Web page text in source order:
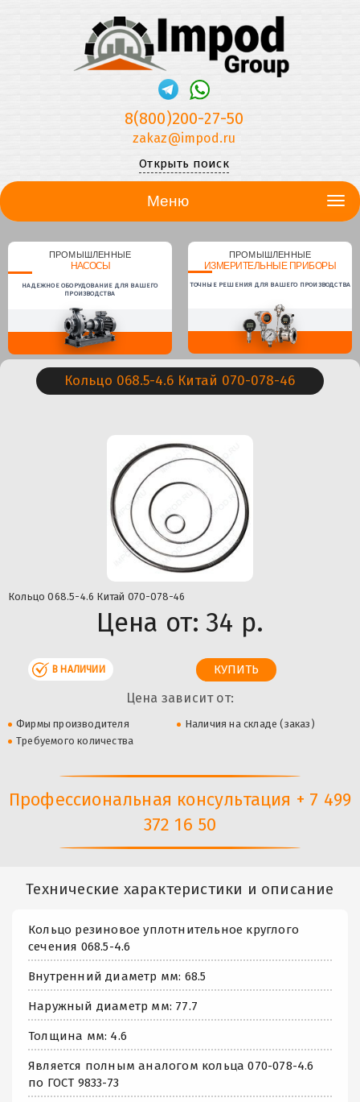
8(800)200-27-50
zakaz@impod.ru
Открыть поиск
Меню
ПРОМЫШЛЕННЫЕ
НАСОСЫ
НАДЕЖНОЕ ОБОРУДОВАНИЕ ДЛЯ ВАШЕГО
ПРОИЗВОДСТВА
ПРОМЫШЛЕННЫЕ
ИЗМЕРИТЕЛЬНЫЕ ПРИБОРЫ
ТОЧНЫЕ РЕШЕНИЯ ДЛЯ ВАШЕГО ПРОИЗВОДСТВА
Кольцо 068.5-4.6 Китай 070-078-46
Кольцо 068.5-4.6 Китай 070-078-46
Цена от: 34 р.
В НАЛИЧИИ
Цена зависит от:
Фирмы производителя
Наличия на складе (заказ)
Требуемого количества
Профессиональная консультация + 7 499
372 16 50
Технические характеристики и описание
Кольцо резиновое уплотнительное круглого
сечения 068.5-4.6
Внутренний диаметр мм: 68.5
Наружный диаметр мм: 77.7
Толщина мм: 4.6
Является полным аналогом кольца 070-078-4.6
по ГОСТ 9833-73